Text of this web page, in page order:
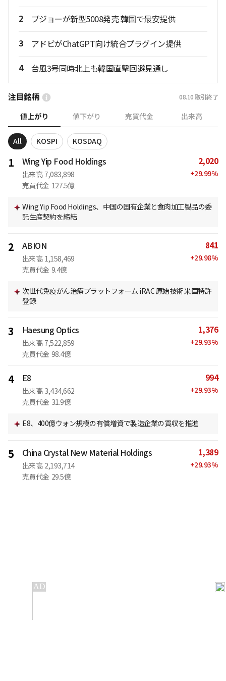
2 プジョーが新型5008発売 韓国で最安提供
3 アドビがChatGPT向け統合プラグイン提供
4 台風3号同時北上も韓国直撃回避見通し
注目銘柄 08.10 取引終了
値上がり 値下がり 売買代金 出来高
All KOSPI KOSDAQ
1 Wing Yip Food Holdings
出来高 7,083,898
売買代金 127.5億
2,020
+29.99%
Wing Yip Food Holdings、中国の国有企業と食肉加工製品の委
託生産契約を締結
2 ABION
出来高 1,158,469
売買代金 9.4億
841
+29.98%
次世代免疫がん治療プラットフォーム iRAC 原始技術 米国特許
登録
3 Haesung Optics
出来高 7,522,859
売買代金 98.4億
1,376
+29.93%
4 E8
出来高 3,434,662
売買代金 31.9億
994
+29.93%
E8、400億ウォン規模の有償増資で製造企業の買収を推進
5 China Crystal New Material Holdings
出来高 2,193,714
売買代金 29.5億
1,389
+29.93%
金融